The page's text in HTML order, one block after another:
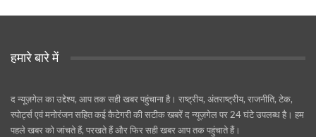
हमारे बारे में
द न्यूज़गेल का उद्देश्य, आप तक सही खबर पहुंचाना है। राष्ट्रीय, अंतराष्ट्रीय, राजनीति, टेक,
स्पोर्ट्स एवं मनोरंजन सहित कई कैटेगरी की सटीक खबरें द न्यूज़गेल पर 24 घंटे उपलब्ध है। हम
पहले खबर को जांचते हैं, परखते हैं और फिर सही खबर आप तक पहुंचाते हैं।